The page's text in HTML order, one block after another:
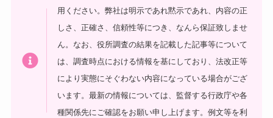
用ください。弊社は明示であれ黙示であれ、内容の正
しさ、正確さ、信頼性等につき、なんら保証致しませ
ん。なお、役所調査の結果を記載した記事等について
は、調査時点における情報を基にしており、法改正等
により実態にそぐわない内容になっている場合がござ
います。最新の情報については、監督する行政庁や各
種関係先にご確認をお願い申し上げます。例文等を利